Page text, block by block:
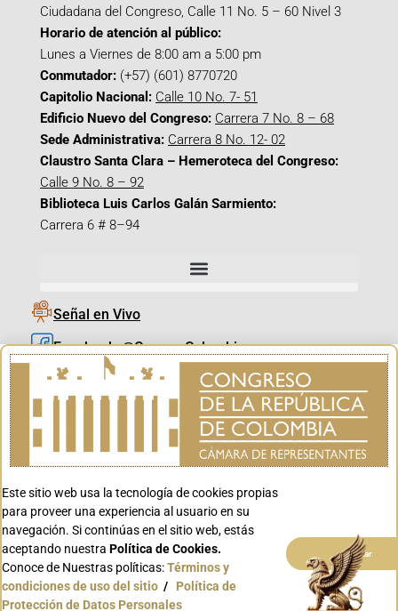
Ciudadana del Congreso, Calle 11 No. 5 – 60 Nivel 3
Horario de atención al público:
Lunes a Viernes de 8:00 am a 5:00 pm
Conmutador: (+57) (601) 8770720
Capitolio Nacional: Calle 10 No. 7- 51
Edificio Nuevo del Congreso: Carrera 7 No. 8 – 68
Sede Administrativa: Carrera 8 No. 12- 02
Claustro Santa Clara – Hemeroteca del Congreso:
Calle 9 No. 8 – 92
Biblioteca Luis Carlos Galán Sarmiento:
Carrera 6 # 8–94
Señal en Vivo
Facebook_@CamaraColombia
Instagram_@CamaraColombia
X_@CamaraColombia
Youtube_@CamaraColombia
Youtube_@CanalCongreso
Conoce GOV.CO
Este sitio web usa la tecnología de cookies propias
para proveer una experiencia al usuario en su
navegación. Si continúas en el sitio web, estás
aceptando nuestra Política de Cookies.
Conoce de Nuestras políticas:Términos y
condiciones de uso del sitio / Política de
Protección de Datos Personales
Aceptar